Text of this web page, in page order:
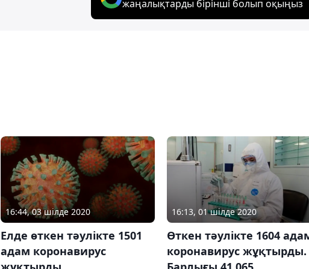
жаңалықтарды бірінші болып оқыңыз
16:44, 03 шілде 2020
Елде өткен тәулікте 1501
адам коронавирус
16:13, 01 шілде 2020
Өткен тәулікте 1604
коронавирус жұқтырды.